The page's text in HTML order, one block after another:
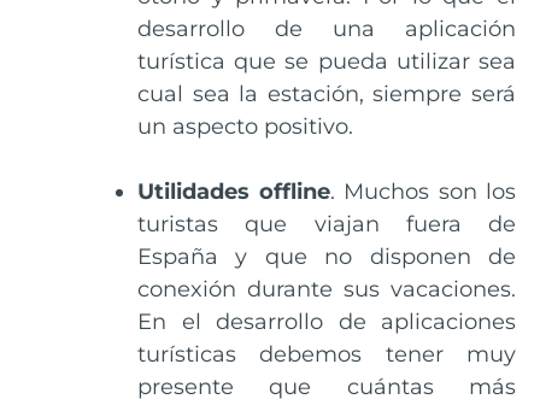
desarrollo de una aplicación
turística que se pueda utilizar sea
cual sea la estación, siempre será
un aspecto positivo.
Utilidades offline. Muchos son los
turistas que viajan fuera de
España y que no disponen de
conexión durante sus vacaciones.
En el desarrollo de aplicaciones
turísticas debemos tener muy
presente que cuántas más